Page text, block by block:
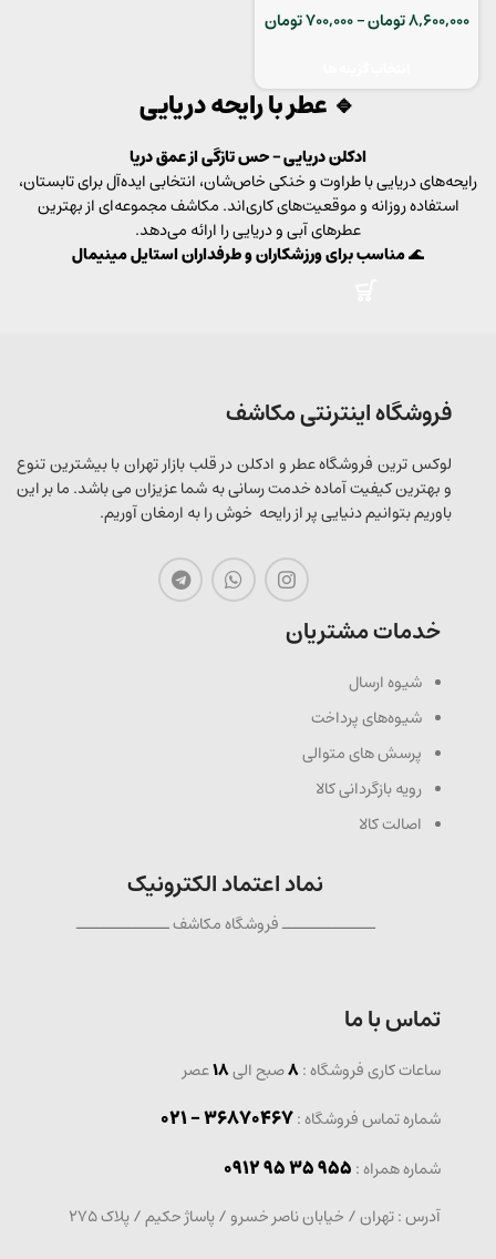
8,600,000تومان–
700,000تومان
🔹 عطر با رایحه دریایی
ادکلن دریایی – حس تازگی از عمق دریا
رایحه‌های دریایی با طراوت و خنکی خاص‌شان، انتخابی ایده‌آل برای تابستان،
استفاده روزانه و موقعیت‌های کاری‌اند. مکاشف مجموعه‌ای از بهترین
عطرهای آبی و دریایی را ارائه می‌دهد.
🌊مناسب برای ورزشکاران و طرفداران استایل مینیمال
فروشگاه اینترنتی مکاشف
لوکس ترین فروشگاه عطر و ادکلن در قلب بازار تهران با بیشترین تنوع
و بهترین کیفیت آماده خدمت رسانی به شما عزیزان می باشد. ما بر این
باوریم بتوانیم دنیایی پر از رایحه خوش را به ارمغان آوریم.
خدمات مشتریان
شیوه ارسال
شیوه‌های پرداخت
پرسش های متوالی
رویه بازگردانی کالا
اصالت کالا
نماد اعتماد الکترونیک
ــــــــــــــ فروشگاه مکاشف ــــــــــــــ
تماس با ما
ساعات کاری فروشگاه :8صبح الی18عصر
شماره تماس فروشگاه :36870467 - 021
0912 95 35 955 : شماره همراه
آدرس : تهران / خیابان ناصر خسرو / پاساژ حکیم / پلاک 275